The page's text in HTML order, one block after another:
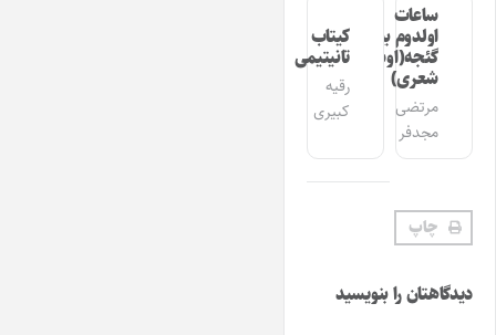
ساعات
اولدوم بیر
گئجه(اوشاق
شعری)
مرتضی
مجدفر
کیتاب
تانیتیمی
رقیه
کبیری
چاپ
دیدگاهتان را بنویسید